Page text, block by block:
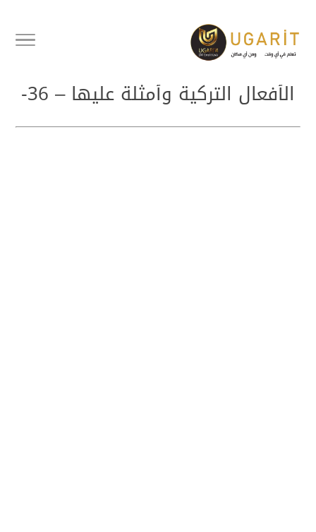
أفعال تركية مهمة وشائعة سلسلة
الأفعال التركية وأمثلة عليها – 36-